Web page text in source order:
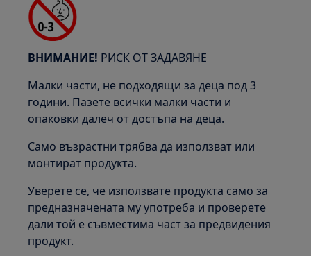
ВНИМАНИЕ! РИСК ОТ ЗАДАВЯНЕ
Малки части, не подходящи за деца под 3
години. Пазете всички малки части и
опаковки далеч от достъпа на деца.
Само възрастни трябва да използват или
монтират продукта.
Уверете се, че използвате продукта само за
предназначената му употреба и проверете
дали той е съвместима част за предвидения
продукт.